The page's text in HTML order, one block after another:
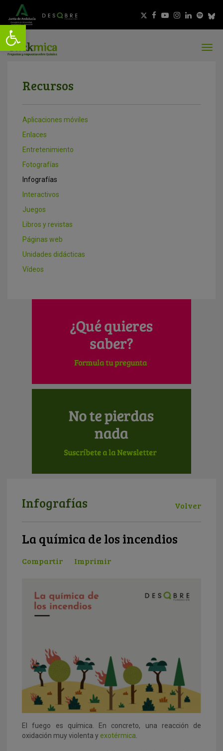
Recursos
Aplicaciones móviles
Enlaces
Entretenimiento
Fotografías
Infografías
Interactivos
Juegos
Libros y revistas
Páginas web
Unidades didácticas
Vídeos
Infografías Volver
La química de los incendios
Compartir Imprimir
El fuego es química. En concreto, una reacción de
oxidación muy violenta y exotérmica